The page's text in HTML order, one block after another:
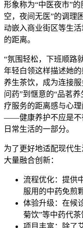
形象称为“中医夜市”
空，夜间无医”的调理
动嵌入商业街区等生
的距离。
“氛围轻松，下班顺路
年轻白领这样描述她
养生茶饮，成为连接
问药”到惬意的“品茗
疗服务的距离感与心
——健康养护不应是不
日常生活的一部分。
为了更好地适配现代
大量融合创新：
流程优化：提供
服用的中药免煎
体验升级：在候
菊饮”等中药代茶